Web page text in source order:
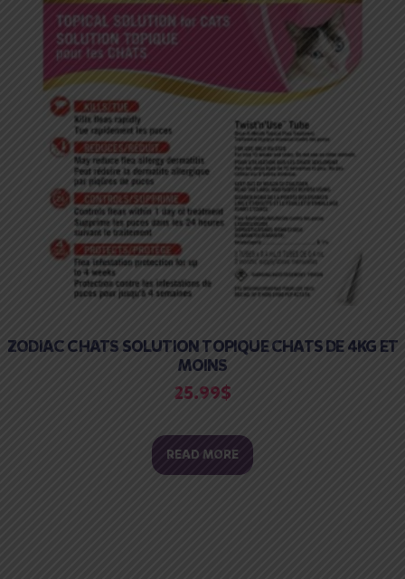
ZODIAC CHATS SOLUTION TOPIQUE CHATS DE 4KG ET
MOINS
25.99$
READ MORE